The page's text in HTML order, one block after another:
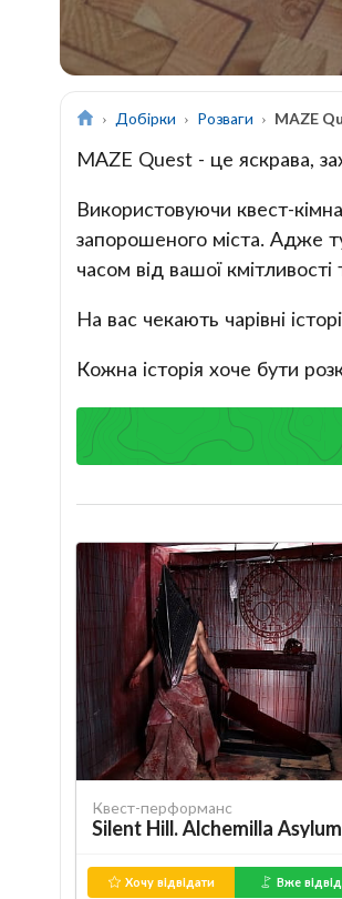
Добірки Розваги MAZE
MAZE Quest - це яскрава,
Використовуючи квест-
запорошеного міста. Адже
часом від вашої
На вас чекають чарівні
Кожна історія хоче бути
Квест-перформанс
Silent Hill. Alchemilla Asylum
Хочу відвідати Вже